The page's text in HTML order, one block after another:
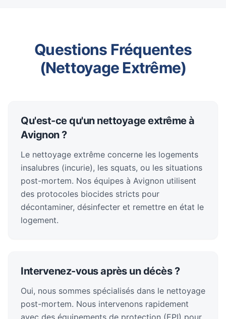
Questions Fréquentes
(Nettoyage Extrême)
Qu'est-ce qu'un nettoyage extrême à
Avignon ?
Le nettoyage extrême concerne les logements
insalubres (incurie), les squats, ou les situations
post-mortem. Nos équipes à Avignon utilisent
des protocoles biocides stricts pour
décontaminer, désinfecter et remettre en état le
logement.
Intervenez-vous après un décès ?
Oui, nous sommes spécialisés dans le nettoyage
post-mortem. Nous intervenons rapidement
avec des équipements de protection (EPI) pour